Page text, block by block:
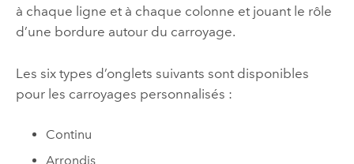
à chaque ligne et à chaque colonne et jouant le rôle
d’une bordure autour du carroyage.
Les six types d’onglets suivants sont disponibles
pour les carroyages personnalisés :
Continu
Arrondis